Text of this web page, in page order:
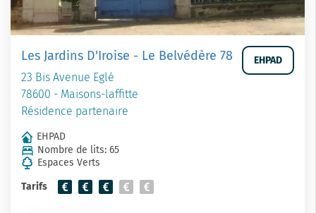
Les Jardins D'Iroise - Le Belvédère 78
23 Bis Avenue Eglé
78600 - Maisons-laffitte
Résidence partenaire
EHPAD
EHPAD
Nombre de lits: 65
Espaces Verts
Tarifs